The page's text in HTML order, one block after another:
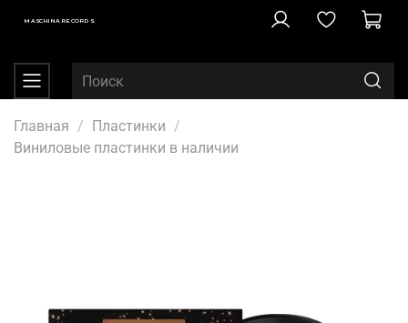
MASCHINA RECORDS
Главная
Пластинки
Виниловые пластинки в наличии